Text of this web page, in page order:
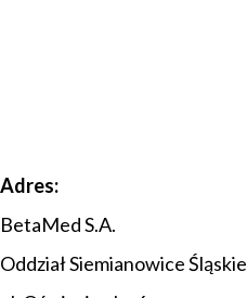
Adres:
BetaMed S.A.
Oddział Siemianowice Śląskie